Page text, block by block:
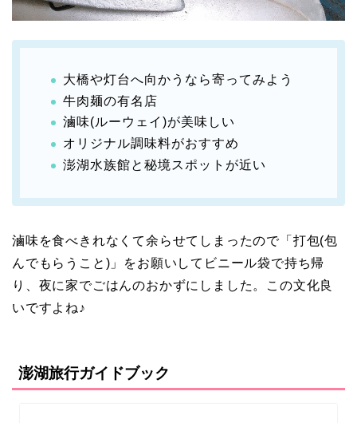
大橋や灯台へ向かうなら寄ってみよう
牛肉麺の有名店
滷味(ルーウェイ)が美味しい
オリジナル調味料がおすすめ
澎湖水族館と秘境スポットが近い
滷味を食べきれなくて余らせてしまったので「打包(包
んでもらうこと)」をお願いしてビニール袋で持ち帰
り、夜に家でごはんのおかずにしました。この文化良
いですよね♪
澎湖旅行ガイドブック